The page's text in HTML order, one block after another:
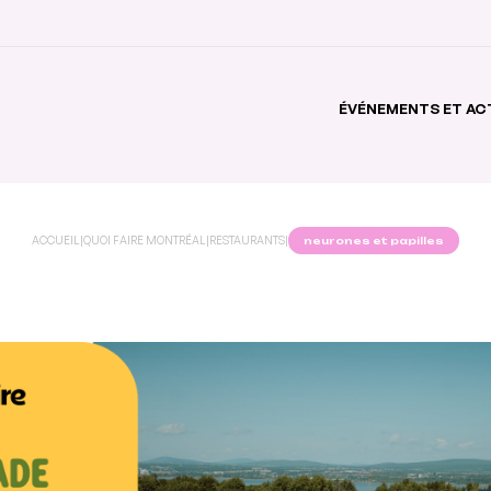
ÉVÉNEMENTS ET
ACCUEIL |QUOI FAIRE MONTRÉAL |RESTAURANTS| neurones et papilles